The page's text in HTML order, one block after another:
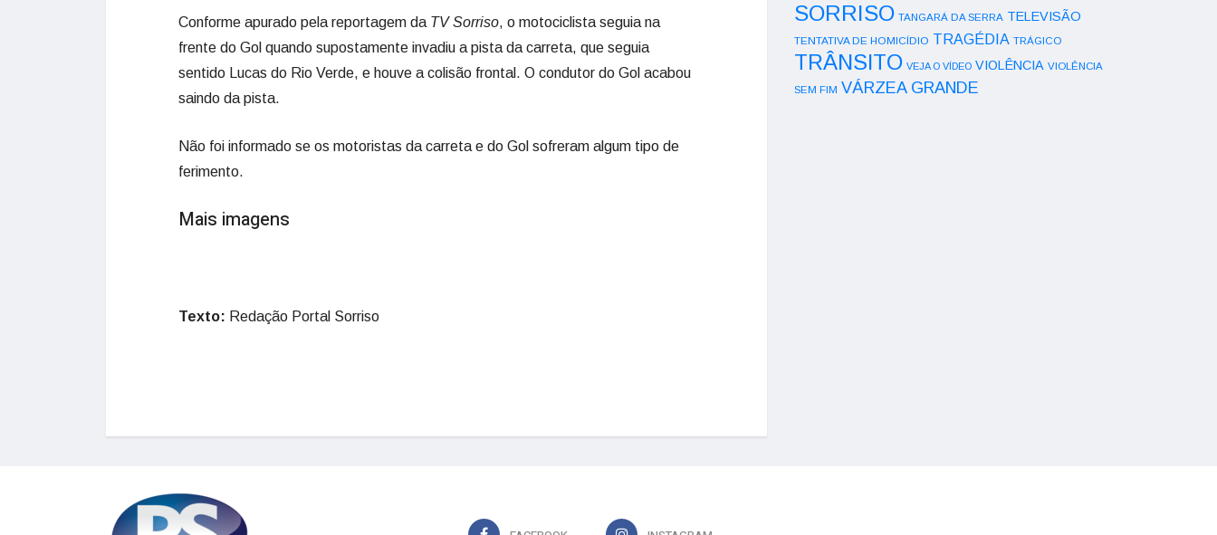
Conforme apurado pela reportagem da TV Sorriso, o motociclista seguia na
frente do Gol quando supostamente invadiu a pista da carreta, que seguia
sentido Lucas do Rio Verde, e houve a colisão frontal. O condutor do Gol acabou
saindo da pista.
Não foi informado se os motoristas da carreta e do Gol sofreram algum tipo de
ferimento.
Mais imagens
Texto: Redação Portal Sorriso
SORRISO TANGARÁ DA SERRA TELEVISÃO
TENTATIVA DE HOMICÍDIO TRAGÉDIA TRÁGICO
TRÂNSITO VEJA O VÍDEO VIOLÊNCIA VIOLÊNCIA
SEM FIM VÁRZEA GRANDE